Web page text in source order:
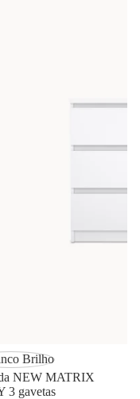
Brilho
NEW MATRIX
3 gavetas